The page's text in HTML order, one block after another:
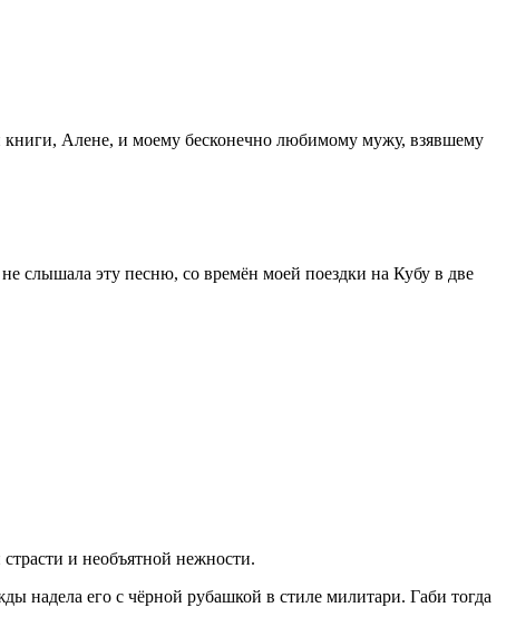
книги, Алене, и моему бесконечно любимому мужу, взявшему
слышала эту песню, со времён моей поездки на Кубу в две
и необъятной нежности.
надела его с чёрной рубашкой в стиле милитари. Габи тогда